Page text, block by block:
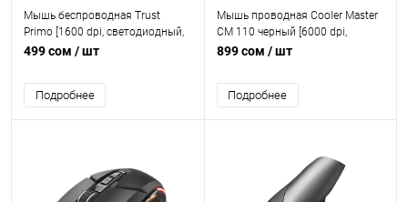
Мышь беспроводная Trust
Primo [1600 dpi, светодиодный,
USB Type-A, кнопки - 3]
499 сом / шт
Подробнее
Мышь проводная Cooler Master
CM 110 черный [6000 dpi,
светодиодный, USB Type-A,
899 сом / шт
Подробнее